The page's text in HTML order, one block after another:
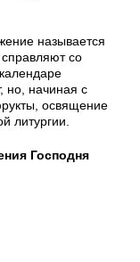
называется
со
но, начиная с
освящение
литургии.
Господня